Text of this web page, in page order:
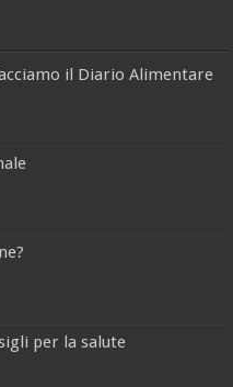
il Diario Alimentare
per la salute